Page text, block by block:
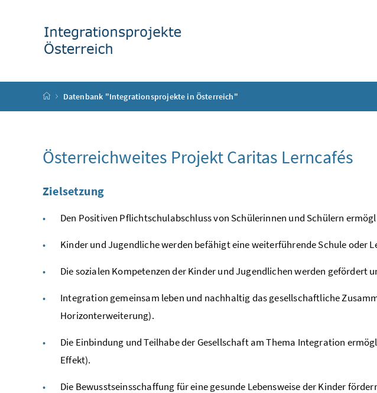
Startseite
Datenbank "Integrationsprojekte in Österreich"
Österreichweites Projekt Caritas Lerncafés
Zielsetzung
Den Positiven Pflichtschulabschluss von Schülerinnen und Schülern
Kinder und Jugendliche werden befähigt eine weiterführende Schule oder
Die sozialen Kompetenzen der Kinder und Jugendlichen werden
Integration gemeinsam leben und nachhaltig das gesellschaftliche
Horizonterweiterung).
Die Einbindung und Teilhabe der Gesellschaft am Thema Integration
Effekt).
Die Bewusstseinsschaffung für eine gesunde Lebensweise der Kinder